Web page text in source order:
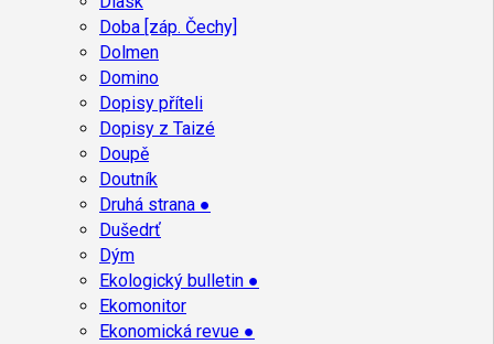
Doba [záp. Čechy]
Dolmen
Domino
Dopisy příteli
Dopisy z Taizé
Doupě
Doutník
Druhá strana ●
Dušedrť
Dým
Ekologický bulletin ●
Ekomonitor
Ekonomická revue ●